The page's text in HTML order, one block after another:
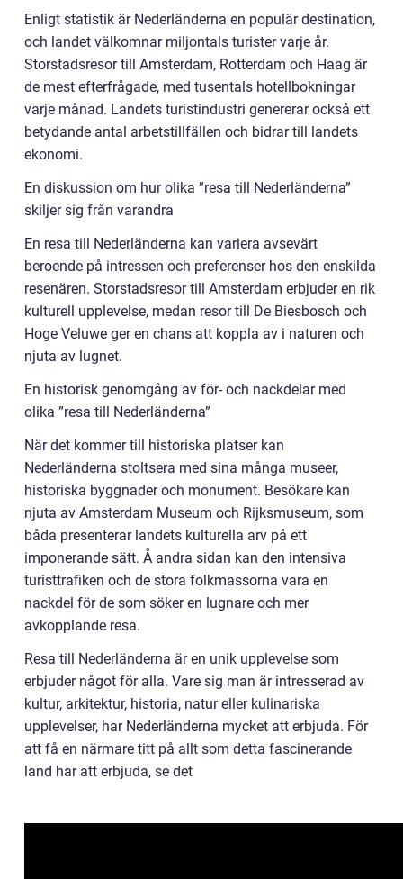
Enligt statistik är Nederländerna en populär destination,
och landet välkomnar miljontals turister varje år.
Storstadsresor till Amsterdam, Rotterdam och Haag är
de mest efterfrågade, med tusentals hotellbokningar
varje månad. Landets turistindustri genererar också ett
betydande antal arbetstillfällen och bidrar till landets
ekonomi.
En diskussion om hur olika ”resa till Nederländerna”
skiljer sig från varandra
En resa till Nederländerna kan variera avsevärt
beroende på intressen och preferenser hos den enskilda
resenären. Storstadsresor till Amsterdam erbjuder en rik
kulturell upplevelse, medan resor till De Biesbosch och
Hoge Veluwe ger en chans att koppla av i naturen och
njuta av lugnet.
En historisk genomgång av för- och nackdelar med
olika ”resa till Nederländerna”
När det kommer till historiska platser kan
Nederländerna stoltsera med sina många museer,
historiska byggnader och monument. Besökare kan
njuta av Amsterdam Museum och Rijksmuseum, som
båda presenterar landets kulturella arv på ett
imponerande sätt. Å andra sidan kan den intensiva
turisttrafiken och de stora folkmassorna vara en
nackdel för de som söker en lugnare och mer
avkopplande resa.
Resa till Nederländerna är en unik upplevelse som
erbjuder något för alla. Vare sig man är intresserad av
kultur, arkitektur, historia, natur eller kulinariska
upplevelser, har Nederländerna mycket att erbjuda. För
att få en närmare titt på allt som detta fascinerande
land har att erbjuda, se det